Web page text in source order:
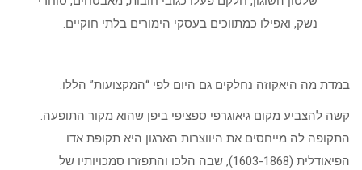
נשק, ואפילו כמתווכים בעסקי הימורים בלתי חוקיים.
במדת מה היאקוזה נחלקים גם היום לפי “המקצועות” הללו.
קשה להצביע מקום גיאוגרפי ספציפי ביפן שהוא מקור התופעה.
התקופה לה מייחסים את היווצרות הארגון היא תקופת אדו
הפיאודלית (1603-1868), שבה הלכו והתפזרו סמכויותיו של